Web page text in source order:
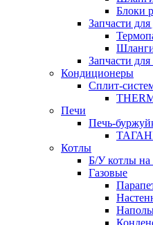
Блоки
Запчасти
Запчасти
Кондиционеры
Сплит-
Печи
Печь-
Котлы
Б/У котлы на
Газовые